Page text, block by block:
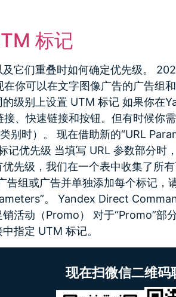
标记
它们重叠时如何确定优先级。
你可以在文字图像广告的广告组
级别上设置 UTM 标记 如果你在
、快速链接和按钮。但有时候你
别时）。 现在借助新的“URL
优先级 当填写 URL 参数部分时
先级，我们在一个表中收集了所
组或广告并单独添加每个标记，
。 Yandex Direct
活动（Promo） 对于“Promo”部
指定 UTM 标记。
现在扫微信二维码